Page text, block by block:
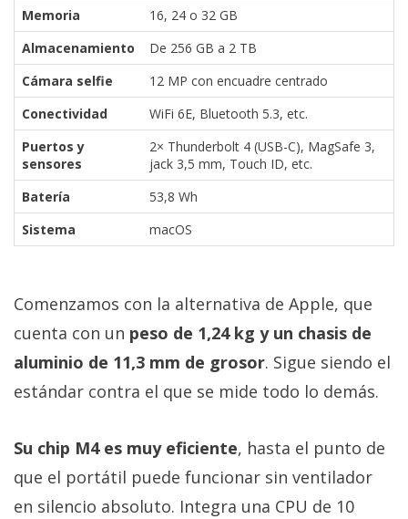
Memoria
16, 24 o 32 GB
Almacenamiento
De 256 GB a 2 TB
Cámara selfie
12 MP con encuadre centrado
Conectividad
WiFi 6E, Bluetooth 5.3, etc.
Puertos y
sensores
2× Thunderbolt 4 (USB-C), MagSafe 3,
jack 3,5 mm, Touch ID, etc.
Batería
53,8 Wh
Sistema
macOS
Comenzamos con la alternativa de Apple, que
cuenta con un peso de 1,24 kg y un chasis de
aluminio de 11,3 mm de grosor. Sigue siendo el
estándar contra el que se mide todo lo demás.
Su chip M4 es muy eficiente, hasta el punto de
que el portátil puede funcionar sin ventilador
en silencio absoluto. Integra una CPU de 10